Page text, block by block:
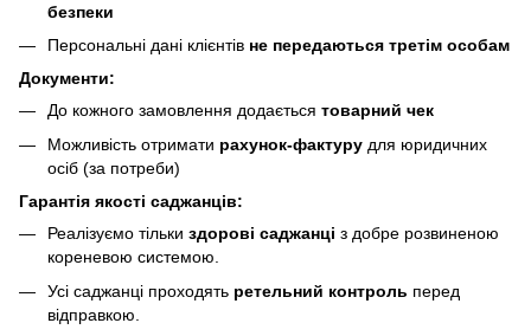
безпеки
Персональні дані клієнтів не передаються третім особам
Документи:
До кожного замовлення додається товарний чек
Можливість отримати рахунок-фактуру для юридичних
осіб (за потреби)
Гарантія якості саджанців:
Реалізуємо тільки здорові саджанці з добре розвиненою
кореневою системою.
Усі саджанці проходять ретельний контроль перед
відправкою.